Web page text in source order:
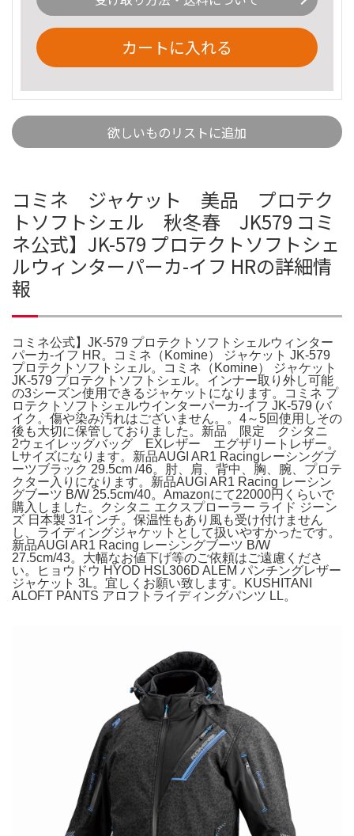
カートに入れる
欲しいものリストに追加
コミネ ジャケット 美品 プロテク
トソフトシェル 秋冬春 JK579 コミ
ネ公式】JK-579 プロテクトソフトシェ
ルウィンターパーカ-イフ HRの詳細情
報
コミネ公式】JK-579 プロテクトソフトシェルウィンター
パーカ-イフ HR。コミネ（Komine） ジャケット JK-579
プロテクトソフトシェル。コミネ（Komine） ジャケット
JK-579 プロテクトソフトシェル。インナー取り外し可能
の3シーズン使用できるジャケットになります。コミネ プ
ロテクトソフトシェルウインターパーカ-イフ JK-579 (バ
イク。傷や染み汚れはございません。。4～5回使用しその
後も大切に保管しておりました。新品 限定 クシタニ
2ウェイレッグバッグ EXレザー エグザリートレザー。
Lサイズになります。新品AUGI AR1 Racingレーシングブ
ーツブラック 29.5cm /46。肘、肩、背中、胸、腕、プロテ
クター入りになります。新品AUGI AR1 Racing レーシン
グブーツ B/W 25.5cm/40。Amazonにて22000円くらいで
購入しました。クシタニ エクスプローラー ライド ジーン
ズ 日本製 31インチ。保温性もあり風も受け付けません
し、ライディングジャケットとして扱いやすかったです。
新品AUGI AR1 Racing レーシングブーツ B/W
27.5cm/43。大幅なお値下げ等のご依頼はご遠慮くださ
い。ヒョウドウ HYOD HSL306D ALEM パンチングレザー
ジャケット 3L。宜しくお願い致します。KUSHITANI
ALOFT PANTS アロフトライディングパンツ LL。